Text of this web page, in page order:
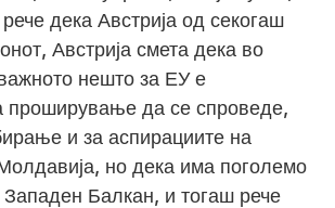
дека Австрија од секогаш
Австрија смета дека во
нешто за ЕУ е
проширување да се спроведе,
и за аспирациите на
но дека има поголемо
Балкан, и тогаш рече